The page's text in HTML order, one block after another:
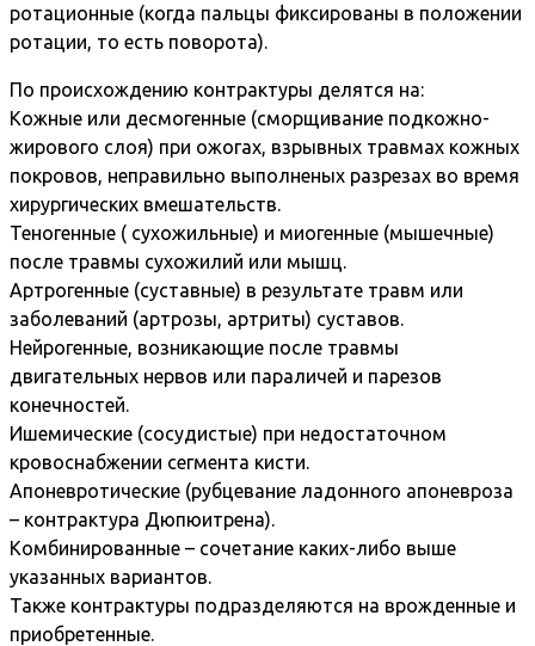
ротационные (когда пальцы фиксированы в положении
ротации, то есть поворота).
По происхождению контрактуры делятся на:
Кожные или десмогенные (сморщивание подкожно-
жирового слоя) при ожогах, взрывных травмах кожных
покровов, неправильно выполненых разрезах во время
хирургических вмешательств.
Теногенные ( сухожильные) и миогенные (мышечные)
после травмы сухожилий или мышц.
Артрогенные (суставные) в результате травм или
заболеваний (артрозы, артриты) суставов.
Нейрогенные, возникающие после травмы
двигательных нервов или параличей и парезов
конечностей.
Ишемические (сосудистые) при недостаточном
кровоснабжении сегмента кисти.
Апоневротические (рубцевание ладонного апоневроза
– контрактура Дюпюитрена).
Комбинированные – сочетание каких-либо выше
указанных вариантов.
Также контрактуры подразделяются на врожденные и
приобретенные.